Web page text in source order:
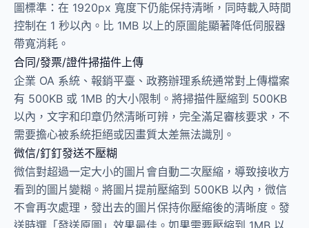
圖標準：在 1920px 寬度下仍能保持清晰，同時載入時間
控制在 1 秒以內。比 1MB 以上的原圖能顯著降低伺服器
帶寬消耗。
合同/發票/證件掃描件上傳
企業 OA 系統、報銷平臺、政務辦理系統通常對上傳檔案
有 500KB 或 1MB 的大小限制。將掃描件壓縮到 500KB
以內，文字和印章仍然清晰可辨，完全滿足審核要求，不
需要擔心被系統拒絕或因畫質太差無法識別。
微信/釘釘發送不壓糊
微信對超過一定大小的圖片會自動二次壓縮，導致接收方
看到的圖片變糊。將圖片提前壓縮到 500KB 以內，微信
不會再次處理，發出去的圖片保持你壓縮後的清晰度。發
送時選「發送原圖」效果最佳。如果需要壓縮到 1MB 以